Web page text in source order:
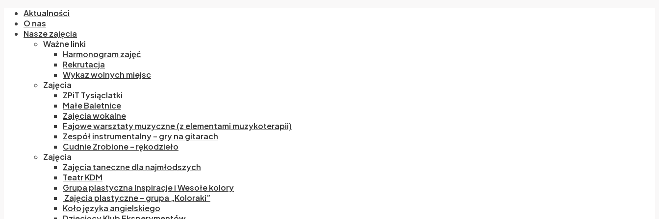
Aktualności
O nas
Nasze zajęcia
Ważne linki
Harmonogram zajęć
Rekrutacja
Wykaz wolnych miejsc
Zajęcia
ZPiT Tysiąclatki
Małe Baletnice
Zajęcia wokalne
Fajowe warsztaty muzyczne (z elementami muzykoterapii)
Zespół instrumentalny – gry na gitarach
Cudnie Zrobione – rękodzieło
Zajęcia
Zajęcia taneczne dla najmłodszych
Teatr KDM
Grupa plastyczna Inspiracje i Wesołe kolory
Zajęcia plastyczne – grupa „Koloraki”
Koło języka angielskiego